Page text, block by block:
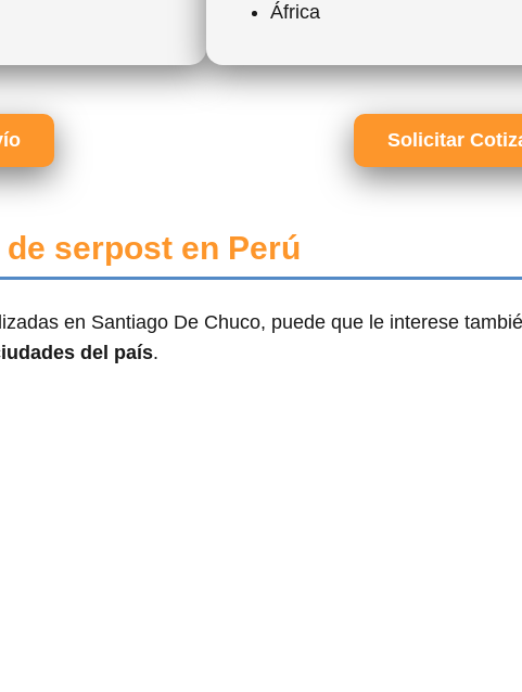
África
Solicitar
serpost en Perú
en Santiago De Chuco, puede que le interese
del país.